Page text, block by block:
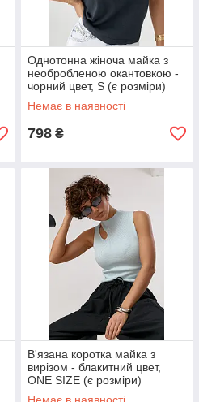
Однотонна жіноча майка з
необробленою окантовкою -
чорний цвет, S (є розміри)
Немає в наявності
798 ₴
В'язана коротка майка з
вирізом - блакитний цвет,
ONE SIZE (є розміри)